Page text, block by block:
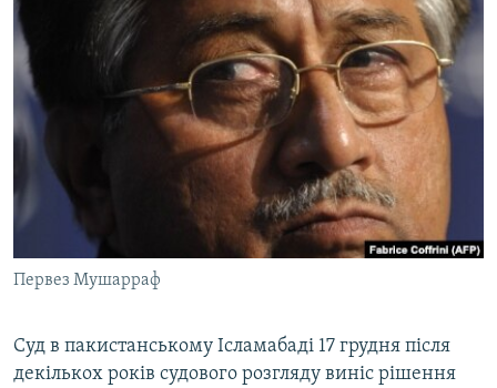
ВСЕ ЗА ДЕНЬ
СПЕЦПРОЕКТИ
ВІДЕОУРОКИ «ELIFBE»
СВІДЧЕННЯ ОКУПАЦІЇ
УКРАЇНСЬКА ПРОБЛЕМА КРИМУ
ЯК ОБІЙТИ БЛОКУВАННЯ
Русский
Qırımtatar
ДОЛУЧАЙСЯ!
Усі сайти RFE/RL
Первез Мушарраф
Суд в пакистанському Ісламабаді 17 грудня після
декількох років судового розгляду виніс рішення